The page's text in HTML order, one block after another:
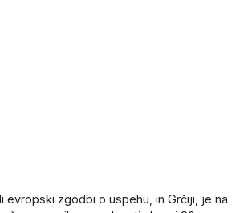
evropski zgodbi o uspehu, in Grčiji, je na